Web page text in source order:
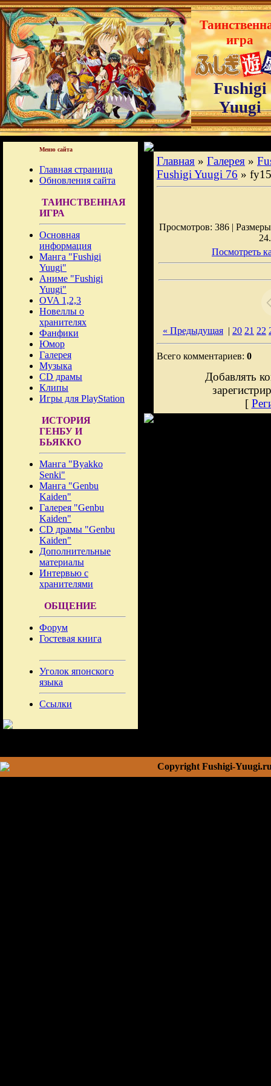
игра
Fushigi
Yuugi
Меню сайта
Главная страница
Обновления сайта
ТАИНСТВЕННАЯ
ИГРА
Основная
информация
Манга "Fushigi
Yuugi"
Аниме "Fushigi
Yuugi"
OVA 1,2,3
Новеллы о
хранителях
Фанфики
Юмор
Галерея
Музыка
CD драмы
Клипы
Игры для PlayStation
ИСТОРИЯ
ГЕНБУ И
БЬЯККО
Манга "Byakko
Senki"
Манга "Genbu
Kaiden"
Галерея "Genbu
Kaiden"
CD драмы "Genbu
Kaiden"
Дополнительные
материалы
Интервью с
хранителями
ОБЩЕНИЕ
Форум
Гостевая книга
Уголок японского
языка
Ссылки
Главная » Галерея »
Fushigi Yuugi 76 »
Просмотров: 386 |
Посмотреть
« Предыдущая | 20 21 22
Всего комментариев: 0
Добавлять
[
Copyright Fushigi-